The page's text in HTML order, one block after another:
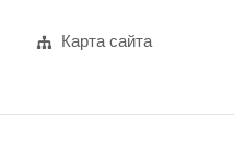
Карта сайта